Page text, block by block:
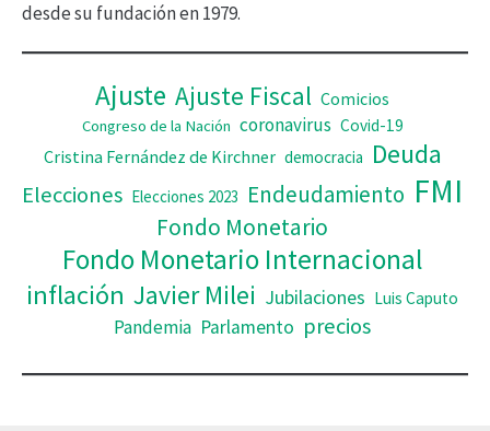
e
o
desde su fundación en 1979.
Ajuste Ajuste Fiscal Comicios
Congreso de la Nación coronavirus Covid-19
Cristina Fernández de Kirchner democracia Deuda
Elecciones Elecciones 2023 Endeudamiento FMI
Fondo Monetario
Fondo Monetario Internacional
inflación Javier Milei Jubilaciones Luis Caputo
Pandemia Parlamento precios